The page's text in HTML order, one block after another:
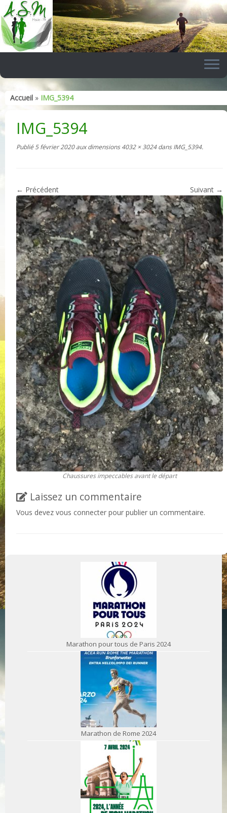
Skip
to
content
Accueil » IMG_5394
IMG_5394
Publié 5 février 2020aux dimensions4032 × 3024dansIMG_5394.
← Précédent Suivant →
Chaussures impeccables avant le départ
Laissez un commentaire
Vous devez vous connecter pour publier un commentaire.
Marathon pour tous de Paris 2024
Marathon de Rome 2024